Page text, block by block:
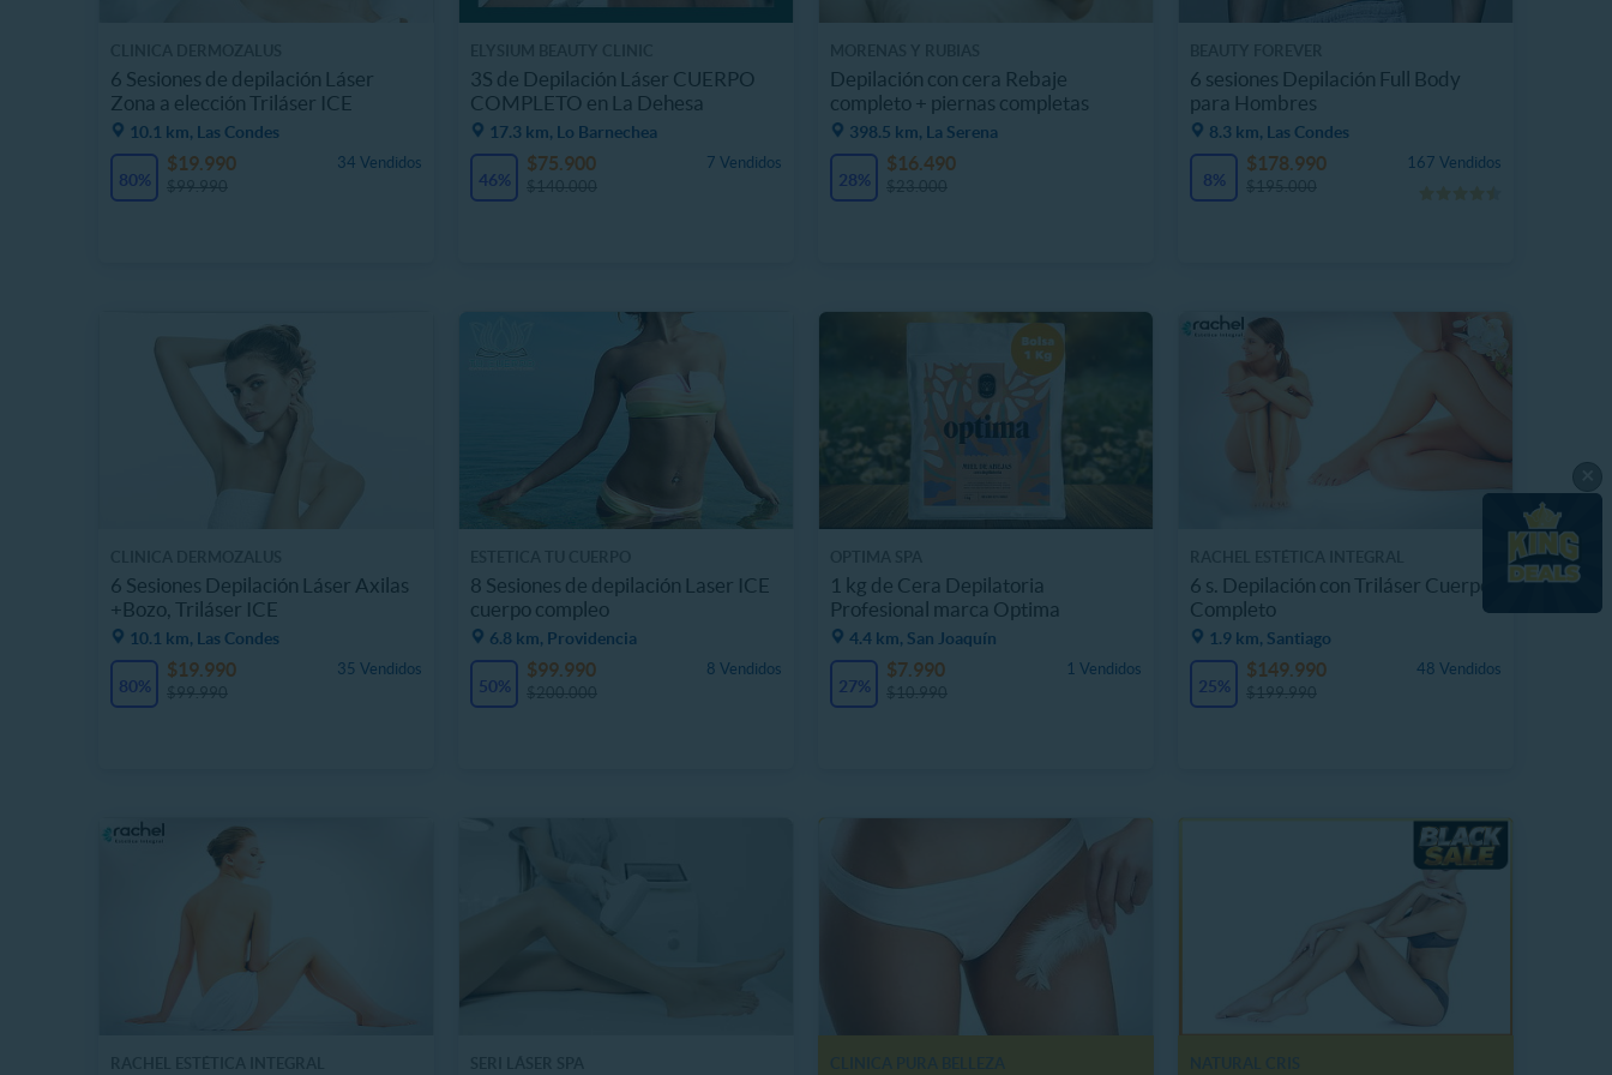
6 Sesiones de depilación Láser
Zona a elección Triláser ICE
10.1 km, Las Condes
80%
34 Vendidos
$19.990
3S de Depilación Láser CUERPO
COMPLETO en La Dehesa
17.3 km, Lo Barnechea
46%
7 Vendidos
$75.900
Depilación con cera Rebaje
completo + piernas completas
398.5 km, La Serena
28%
$16.490
6 sesiones Depilación Full Body
para Hombres
8.3 km, Las Condes
8%
167 Vendidos
$178.990
6 Sesiones Depilación Láser Axilas
+Bozo, Triláser ICE
10.1 km, Las Condes
80%
35 Vendidos
$19.990
8 Sesiones de depilación Laser ICE
cuerpo compleo
6.8 km, Providencia
50%
8 Vendidos
$99.990
1 kg de Cera Depilatoria
Profesional marca Optima
4.4 km, San Joaquín
27%
1 Vendidos
$7.990
6 s. Depilación con Triláser Cuerpo
Completo
1.9 km, Santiago
25%
48 Vendidos
$149.990